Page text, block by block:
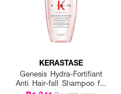
KERASTASE
Genesis Hydra-Fortifiant
Anti Hair-fall Shampoo for